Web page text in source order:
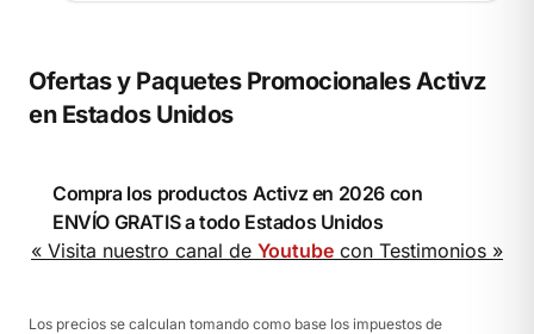
Ofertas y Paquetes Promocionales Activz
en Estados Unidos
Compra los productos Activz en 2026 con
ENVÍO GRATIS a todo Estados Unidos
« Visita nuestro canal de Youtube con Testimonios »
Los precios se calculan tomando como base los impuestos de